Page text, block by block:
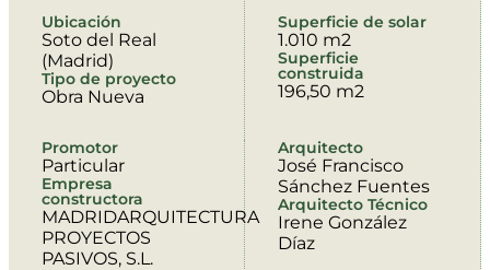
Ubicación
Soto del Real
(Madrid)
Tipo de proyecto
Obra Nueva
Superficie de solar
1.010 m2
Superficie
construida
196,50 m2
Promotor
Particular
Empresa
constructora
MADRIDARQUITECTURA
PROYECTOS
PASIVOS, S.L.
Arquitecto
José Francisco
Sánchez Fuentes
Arquitecto Técnico
Irene González
Díaz